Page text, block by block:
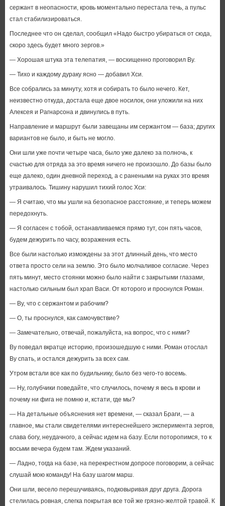
сержант в неопасности, кровь моментально перестала течь, а пульс
стал стабилизироваться.
Последнее что он сделал, сообщил «Надо быстро убираться от сюда,
скоро здесь будет много зергов.»
— Хорошая штука эта телепатия, — восхищенно проговорил Ву.
— Тихо и каждому дураку ясно — добавил Хси.
Все собрались за минуту, хотя и собирать то было нечего. Кет,
неизвестно откуда, достала еще двое носилок, они уложили на них
Алексея и Рагнарсона и двинулись в путь.
Направление и маршрут были завещаны им сержантом — база; других
вариантов не было, и быть не могло.
Они шли уже почти четыре часа, было уже далеко за полночь, к
счастью для отряда за это время ничего не произошло. До базы было
еще далеко, один дневной переход, а с ранеными на руках это время
утраивалось. Тишину нарушил тихий голос Хси:
— Я считаю, что мы ушли на безопасное расстояние, и теперь можем
передохнуть.
— Я согласен с тобой, останавливаемся прямо тут, сон пять часов,
будем дежурить по часу, возражения есть.
Все были настолько измождены за этот длинный день, что место
ответа просто сели на землю. Это было молчаливое согласие. Через
пять минут, место стоянки можно было найти с закрытыми глазами,
настолько сильным был храп Васи. От которого и проснулся Роман.
— Ву, что с сержантом и рабочим?
— О, ты проснулся, как самочувствие?
— Замечательно, отвечай, пожалуйста, на вопрос, что с ними?
Ву поведал вкратце историю, произошедшую с ними. Роман отослал
Ву спать, и остался дежурить за всех сам.
Утром встали все как по будильнику, было без чего-то восемь.
— Ну, голубчики поведайте, что случилось, почему я весь в крови и
почему ни фига не помню и, кстати, где мы?
— На детальные объяснения нет времени, — сказал Браги, — а
главное, мы стали свидетелями интереснейшего эксперимента зергов,
слава богу, неудачного, а сейчас идем на базу. Если поторопимся, то к
восьми вечера будем там. Ждем указаний.
— Ладно, тогда на базе, на перекрестном допросе поговорим, а сейчас
слушай мою команду! На базу шагом марш.
Они шли, весело перешучиваясь, подковыривая друг друга. Дорога
стелилась ровная, слегка покрытая все той же грязно-желтой травой. К